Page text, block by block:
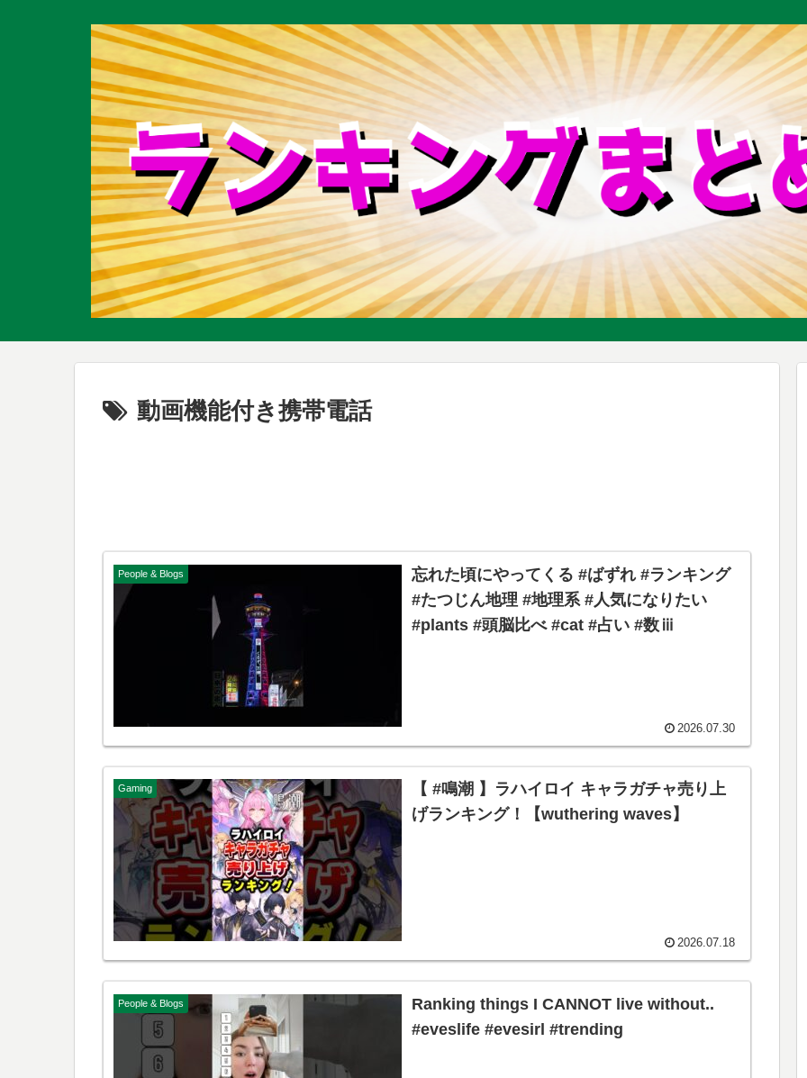
動画機能付き携帯電話
People & Blogs
忘れた頃にやってくる #ばずれ #ランキング
#たつじん地理 #地理系 #人気になりたい
#plants #頭脳比べ #cat #占い #数ⅲ
2026.07.30
Gaming
【 #鳴潮 】ラハイロイ キャラガチャ売り上
げランキング！【wuthering waves】
2026.07.18
People & Blogs
Ranking things I CANNOT live without..
#eveslife #evesirl #trending